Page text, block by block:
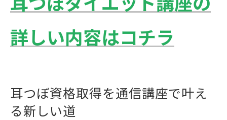
通信講座で学ぶ耳つぼの理論と実践のバ
通信講座と通学講座の違いを比較表でチ
術
自宅で学べるセラピスト通信講座の活用
詳しい内容はコチラ
耳つぼ資格取得を通信講座で叶え
る新しい道